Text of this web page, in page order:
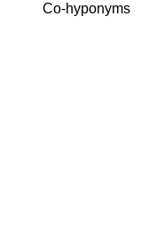
Co-hyponyms